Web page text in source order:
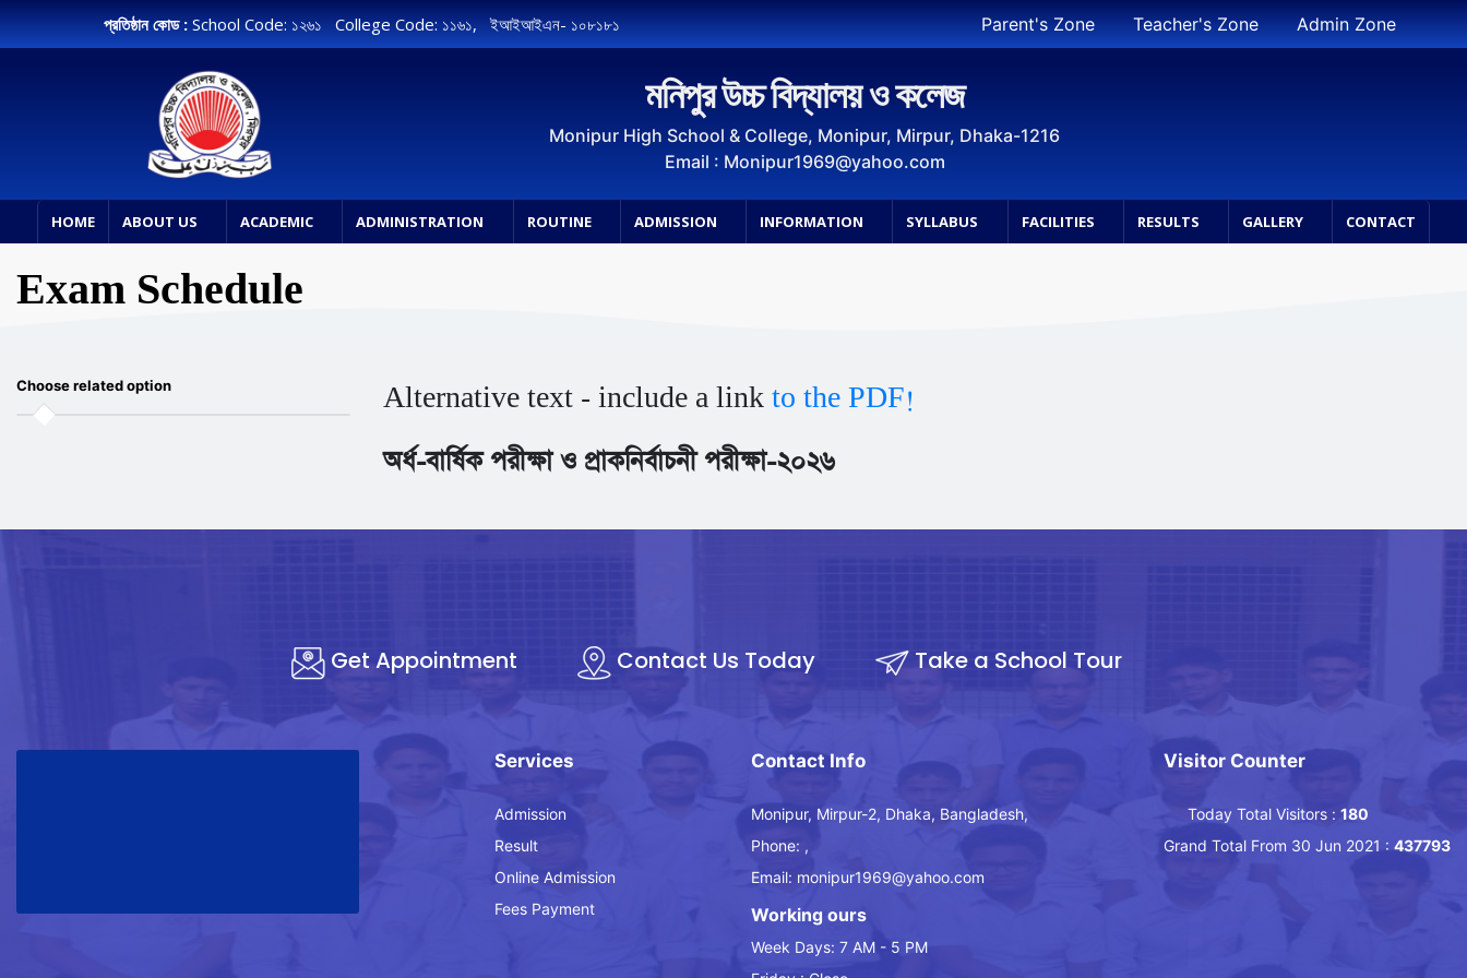
প্রতিষ্ঠান কোড :School Code: ১২৬১ College Code: ১১৬১, ইআইআইএন- ১০৮১৮১ Parent's Zone Teacher's Zone Admin Zone
মনিপুর উচ্চ বিদ্যালয় ও কলেজ
Monipur High School & College, Monipur, Mirpur, Dhaka-1216
Email : Monipur1969@yahoo.com
HOME ABOUT US ACADEMIC ADMINISTRATION ROUTINE ADMISSION INFORMATION SYLLABUS FACILITIES RESULTS GALLERY CONTACT
Exam Schedule
Choose related option Alternative text - include a link to the PDF!
অর্ধ-বার্ষিক পরীক্ষা ও প্রাকনির্বাচনী পরীক্ষা-২০২৬
Get Appointment Contact Us Today Take a School Tour
Services
Admission
Result
Online Admission
Fees Payment
Contact Info
Monipur, Mirpur-2, Dhaka, Bangladesh,
Phone: ,
Email: monipur1969@yahoo.com
Working ours
Week Days: 7 AM - 5 PM
Visitor Counter
Today Total Visitors : 180
Grand Total From 30 Jun 2021 : 437793